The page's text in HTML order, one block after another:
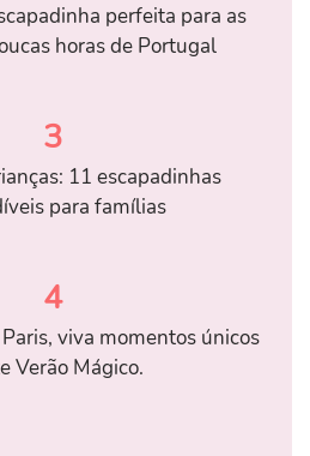
perfeita para as
horas de Portugal
3
11 escapadinhas
para famílias
4
viva momentos únicos
Verão Mágico.